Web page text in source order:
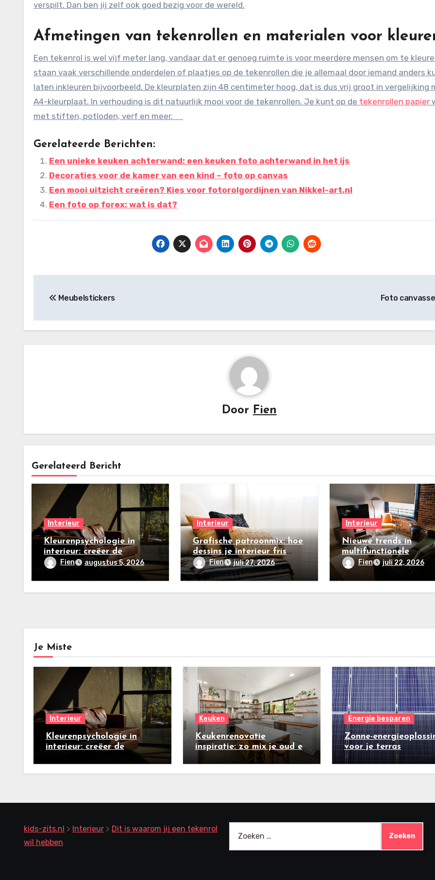
verspilt. Dan ben jij zelf ook goed bezig voor de wereld.
Afmetingen van tekenrollen en materialen voor
Een tekenrol is wel vijf meter lang, vandaar dat er genoeg ruimte is voor meerdere mensen om te
staan vaak verschillende onderdelen of plaatjes op de tekenrollen die je allemaal door iemand anders
laten inkleuren bijvoorbeeld. De kleurplaten zijn 48 centimeter hoog, dat is dus vrij groot in vergelijking
A4-kleurplaat. In verhouding is dit natuurlijk mooi voor de tekenrollen. Je kunt op de tekenrollen papier
met stiften, potloden, verf en meer.
Gerelateerde Berichten:
Een unieke keuken achterwand: een keuken foto achterwand in het ijs
Decoraties voor de kamer van een kind – foto op canvas
Een mooi uitzicht creëren? Kies voor fotorolgordijnen van Nikkel-art.nl
Een foto op forex: wat is dat?
navigatie
Meubelstickers Foto
Door Fien
Gerelateerd Bericht
Interieur
Kleurenpsychologie in
interieur: creëer de
perfecte zomersfeer
Fien augustus 5, 2026
Interieur
Grafische patroonmix: hoe
dessins je interieur fris
maken
Fien juli 27, 2026
Interieur
Nieuwe trends in
multifunctionele
loftinrichtingen in
stedelijke gebieden
Fien juli 22, 2026
Je Miste
Interieur
Kleurenpsychologie in
interieur: creëer de
Keuken
Keukenrenovatie
inspiratie: zo mix je oud en
Energie besparen
Zonne-
voor je terras
kids-zits.nl > Interieur > Dit is waarom jij een tekenrol
wil hebben
naar: